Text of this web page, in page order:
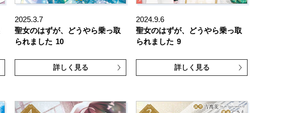
2025.3.7
聖女のはずが、どうやら乗っ取
られました 10
詳しく見る
2024.9.6
聖女のはずが、どうやら乗っ取
られました 9
詳しく見る